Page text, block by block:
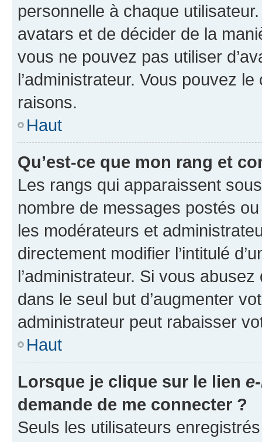
personnelle à chaque utilisateur.
avatars et de décider de la
vous ne pouvez pas utiliser
l’administrateur. Vous pouvez
raisons.
Haut
Qu’est-ce que mon rang et
Les rangs qui apparaissent
nombre de messages postés
les modérateurs et
directement modifier l’intitulé
l’administrateur. Si vous
dans le seul but d’augmenter
administrateur peut rabaisser
Haut
Lorsque je clique sur le lien
demande de me connecter ?
Seuls les utilisateurs